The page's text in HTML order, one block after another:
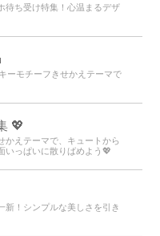
待ち受け特集！心温まるデザ
ーモチーフきせかえテーマで
💖
かえテーマで、キュートから
いっぱいに散りばめよう💖
新！シンプルな美しさを引き